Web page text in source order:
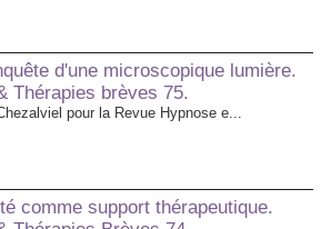
d'une microscopique lumière.
Thérapies brèves 75.
pour la Revue Hypnose e...
comme support thérapeutique.